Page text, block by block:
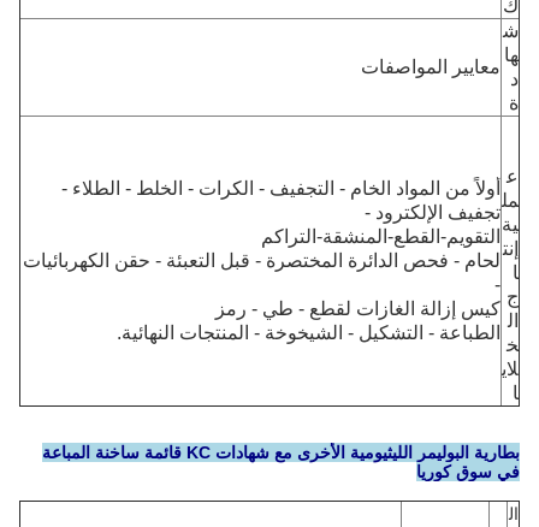
ك
ش
ها
د
ة
معايير المواصفات
ع
مل
ية
إنت
ا
ج
ال
خ
لاي
ا
أولاً من المواد الخام - التجفيف - الكرات - الخلط - الطلاء -
تجفيف الإلكترود -
التقويم-القطع-المنشقة-التراكم
لحام - فحص الدائرة المختصرة - قبل التعبئة - حقن الكهربائيات
-
كيس إزالة الغازات لقطع - طي - رمز
الطباعة - التشكيل - الشيخوخة - المنتجات النهائية.
بطارية البوليمر الليثيومية الأخرى مع شهادات KC قائمة ساخنة المباعة
في سوق كوريا
ال